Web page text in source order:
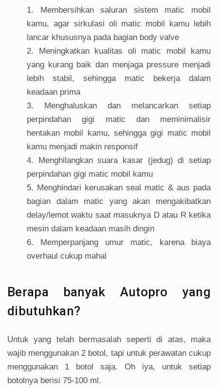
Membersihkan saluran sistem matic mobil
kamu, agar sirkulasi oli matic mobil kamu lebih
lancar khususnya pada bagian body valve
Meningkatkan kualitas oli matic mobil kamu
yang kurang baik dan menjaga pressure menjadi
lebih stabil, sehingga matic bekerja dalam
keadaan prima
Menghaluskan dan melancarkan setiap
perpindahan gigi matic dan meminimalisir
hentakan mobil kamu, sehingga gigi matic mobil
kamu menjadi makin responsif
Menghilangkan suara kasar (jedug) di setiap
perpindahan gigi matic mobil kamu
Menghindari kerusakan seal matic & aus pada
bagian dalam matic yang akan mengakibatkan
delay/lemot waktu saat masuknya D atau R ketika
mesin dalam keadaan masih dingin
Memperpanjang umur matic, karena biaya
overhaul cukup mahal
Berapa banyak Autopro yang
dibutuhkan?
Untuk yang telah bermasalah seperti di atas, maka
wajib menggunakan 2 botol, tapi untuk perawatan cukup
menggunakan 1 botol saja. Oh iya, untuk setiap
botolnya berisi 75-100 ml.